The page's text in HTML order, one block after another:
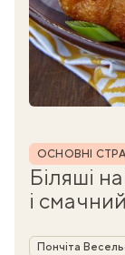
Рубрика
ОСНОВНІ
Біляші
і
Автор
Пончіта